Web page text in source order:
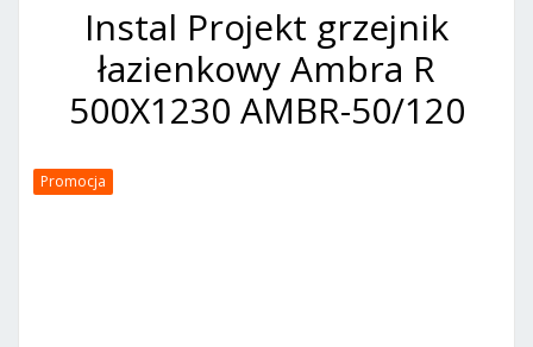
Instal Projekt grzejnik
łazienkowy Ambra R
500X1230 AMBR-50/120
Promocja